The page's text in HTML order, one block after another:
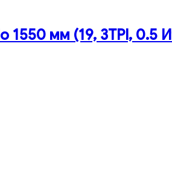
1550 мм (19, 3TPI, 0.5